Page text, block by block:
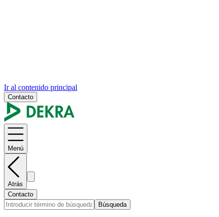
Ir al contenido principal
Contacto
Menú
Atrás
Contacto
Búsqueda